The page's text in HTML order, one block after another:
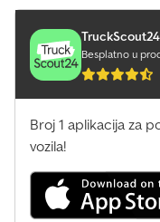
TruckScout24
Besplatno u
Broj 1 aplikacija za
vozila!